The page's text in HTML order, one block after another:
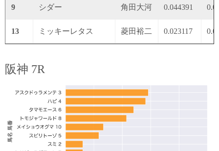
9 シダー 角田大河 0.044391
13 ミッキーレタス 菱田裕二 0.023117
阪神 7R